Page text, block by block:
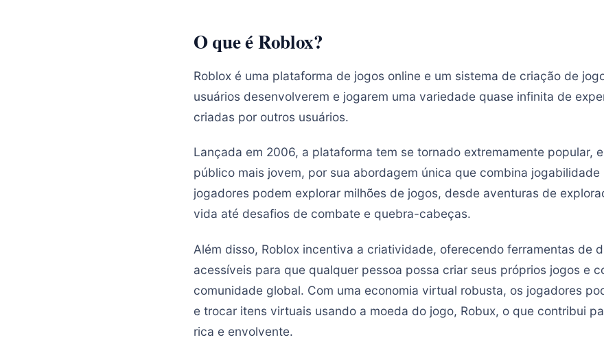
O que é Roblox?
Roblox é uma plataforma de jogos online e um sistema de criação de
usuários desenvolverem e jogarem uma variedade quase infinita de
criadas por outros usuários.
Lançada em 2006, a plataforma tem se tornado extremamente popular,
público mais jovem, por sua abordagem única que combina jogabilidade
jogadores podem explorar milhões de jogos, desde aventuras de
vida até desafios de combate e quebra-cabeças.
Além disso, Roblox incentiva a criatividade, oferecendo ferramentas de
acessíveis para que qualquer pessoa possa criar seus próprios jogos e
comunidade global. Com uma economia virtual robusta, os jogadores
e trocar itens virtuais usando a moeda do jogo, Robux, o que contribui
rica e envolvente.